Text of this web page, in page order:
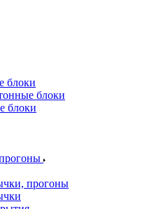
блоки
блоки
блоки
прогоны